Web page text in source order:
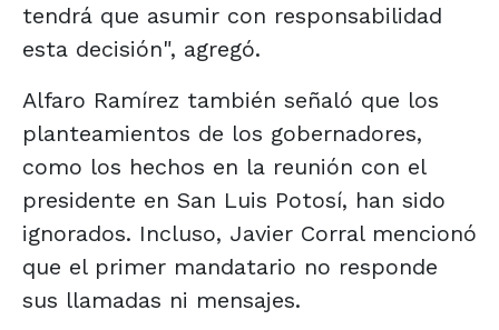
tendrá que asumir con responsabilidad
esta decisión", agregó.
Alfaro Ramírez también señaló que los
planteamientos de los gobernadores,
como los hechos en la reunión con el
presidente en San Luis Potosí, han sido
ignorados. Incluso, Javier Corral mencionó
que el primer mandatario no responde
sus llamadas ni mensajes.